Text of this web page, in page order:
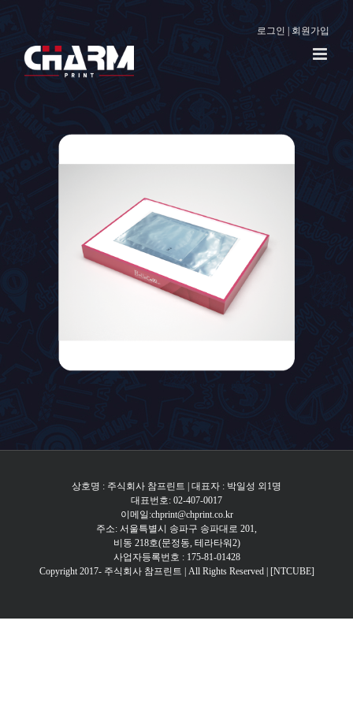
로그인 회원가입
상호명 : 주식회사 참프린트 | 대표자 : 박일성 외1명
대표번호: 02-407-0017
이메일:chprint@chprint.co.kr
주소: 서울특별시 송파구 송파대로 201,
비동 218호(문정동, 테라타워2)
사업자등록번호 : 175-81-01428
Copyright 2017- 주식회사 참프린트 | All Rights Reserved | [NTCUBE]